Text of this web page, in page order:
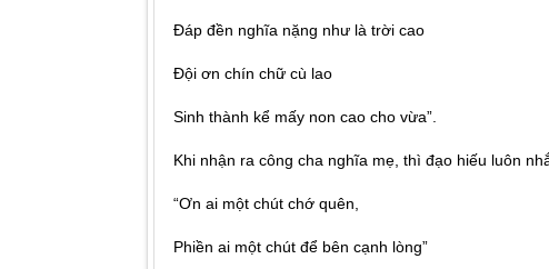
Đáp đền nghĩa nặng như là trời cao
Đội ơn chín chữ cù lao
Sinh thành kể mấy non cao cho vừa”.
Khi nhận ra công cha nghĩa mẹ, thì đạo hiếu luôn
“Ơn ai một chút chớ quên,
Phiền ai một chút để bên cạnh lòng”